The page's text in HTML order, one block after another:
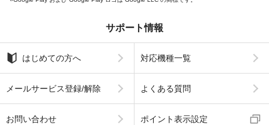
サポート情報
はじめての方へ 対応機種一覧
メールサービス登録/解除 よくある質問
お問い合わせ ポイント表示設定